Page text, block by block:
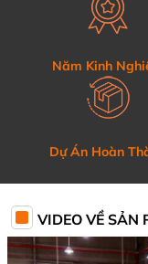
Năm Kinh
Dự Án Hoàn
VIDEO VỀ SẢN